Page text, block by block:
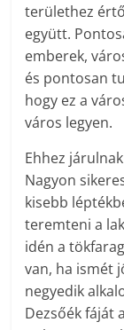
területhez
együtt.
emberek,
és pontosan
hogy ez a
város legyen.
Ehhez
Nagyon
kisebb
teremteni a
idén a
van, ha ismét
negyedik
Dezsőék fáját